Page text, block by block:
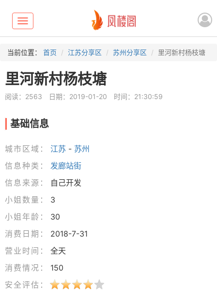
Toggle
navigation
当前位置： 首页 江苏分享区 苏州分享区 里河新村杨枝塘
里河新村杨枝塘
阅读：2563 日期：2019-01-20 时间：21:30:59
基础信息
城市区域： 江苏 - 苏州
信息种类：
发廊站街
信息来源：
自己开发
小姐数量：
3
小姐年龄：
30
消费日期：
2018-7-31
营业时间：
全天
消费情况：
150
安全评估：